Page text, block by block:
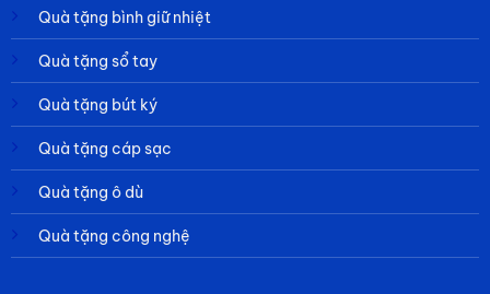
Quà tặng bình giữ nhiệt
Quà tặng sổ tay
Quà tặng bút ký
Quà tặng cáp sạc
Quà tặng ô dù
Quà tặng công nghệ